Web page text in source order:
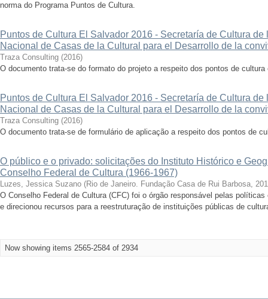
norma do Programa Puntos de Cultura.
Puntos de Cultura El Salvador 2016 - Secretaría de Cultura
Nacional de Casas de la Cultural para el Desarrollo de la
Traza Consulting (2016)
O documento trata-se do formato do projeto a respeito dos pontos de
Puntos de Cultura El Salvador 2016 - Secretaría de Cultura
Nacional de Casas de la Cultural para el Desarrollo de la
Traza Consulting (2016)
O documento trata-se de formulário de aplicação a respeito dos pontos de
O público e o privado: solicitações do Instituto Histórico e
Conselho Federal de Cultura (1966-1967)
Luzes, Jessica Suzano (Rio de Janeiro. Fundação Casa de Rui Barbosa,
O Conselho Federal de Cultura (CFC) foi o órgão responsável pelas
e direcionou recursos para a reestruturação de instituições públicas de
Now showing items 2565-2584 of 2934